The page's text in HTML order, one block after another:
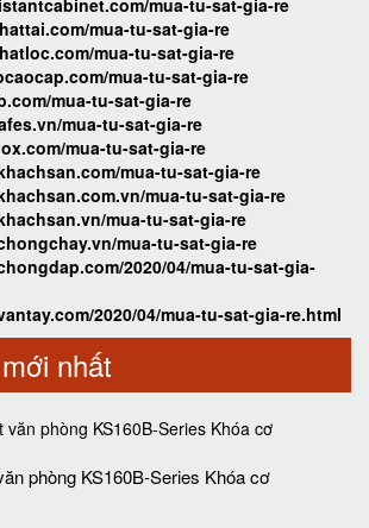
mua-tu-sat-gia-re
mua-tu-sat-gia-re
mua-tu-sat-gia-re
mua-tu-sat-gia-re
mua-tu-sat-gia-re
mua-tu-sat-gia-re
mua-tu-sat-gia-re
mua-tu-sat-gia-re
mua-tu-sat-gia-re
mua-tu-sat-gia-re
mua-tu-sat-gia-re
2020/04/mua-tu-sat-gia-
2020/04/mua-tu-sat-gia-re.html
nhất
phòng KS160B-Series Khóa cơ